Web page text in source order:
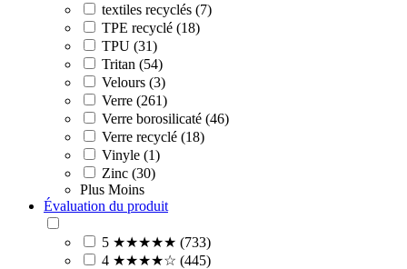
textiles recyclés (7)
TPE recyclé (18)
TPU (31)
Tritan (54)
Velours (3)
Verre (261)
Verre borosilicaté (46)
Verre recyclé (18)
Vinyle (1)
Zinc (30)
Plus Moins
Évaluation du produit
5 ★★★★★ (733)
4 ★★★★☆ (445)